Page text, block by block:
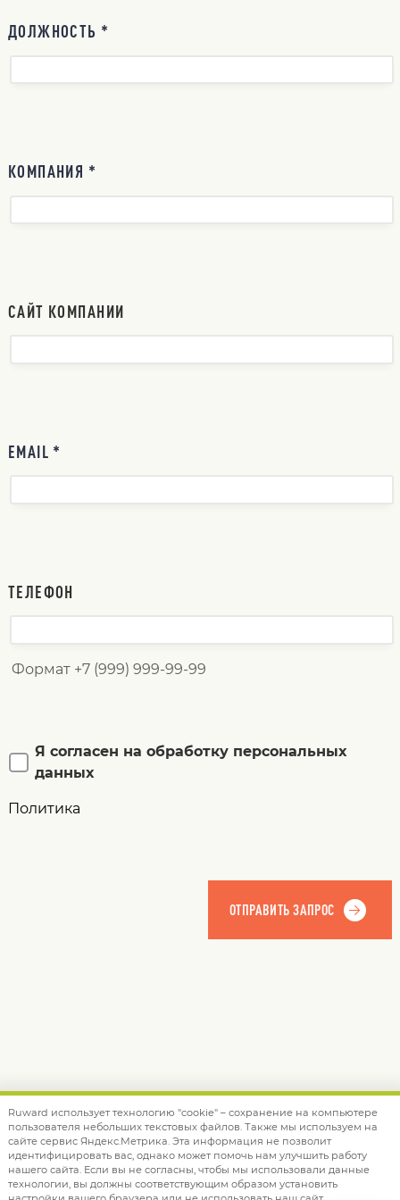
ДОЛЖНОСТЬ *
КОМПАНИЯ *
САЙТ КОМПАНИИ
EMAIL *
ТЕЛЕФОН
Формат +7 (999) 999-99-99
Я согласен на обработку персональных
данных
Политика
© 2012 — 2026 Ruwardinfo@ruward.ru
Политика обработки персональных данных
Ruward использует технологию "cookie" – сохранение на компьютере
пользователя небольших текстовых файлов. Также мы используем на
сайте сервис Яндекс.Метрика. Эта информация не позволит
идентифицировать вас, однако может помочь нам улучшить работу
нашего сайта. Если вы не согласны, чтобы мы использовали данные
технологии, вы должны соответствующим образом установить